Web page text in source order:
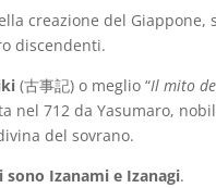
creazione del Giappone,
discendenti.
(古事記) o meglio “Il mito
nel 712 da Yasumaro,
del sovrano.
sono Izanami e Izanagi.